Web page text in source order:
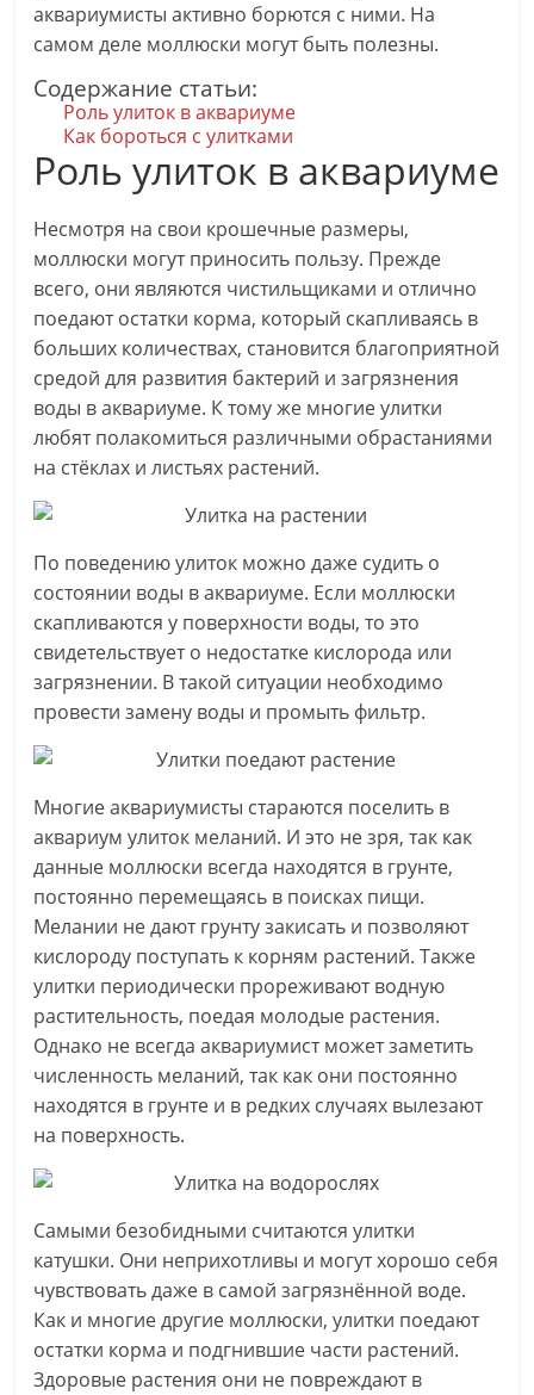
аквариумисты активно борются с ними. На
самом деле моллюски могут быть полезны.
Содержание статьи:
Роль улиток в аквариуме
Как бороться с улитками
Роль улиток в аквариуме
Несмотря на свои крошечные размеры,
моллюски могут приносить пользу. Прежде
всего, они являются чистильщиками и отлично
поедают остатки корма, который скапливаясь в
больших количествах, становится благоприятной
средой для развития бактерий и загрязнения
воды в аквариуме. К тому же многие улитки
любят полакомиться различными обрастаниями
на стёклах и листьях растений.
По поведению улиток можно даже судить о
состоянии воды в аквариуме. Если моллюски
скапливаются у поверхности воды, то это
свидетельствует о недостатке кислорода или
загрязнении. В такой ситуации необходимо
провести замену воды и промыть фильтр.
Многие аквариумисты стараются поселить в
аквариум улиток меланий. И это не зря, так как
данные моллюски всегда находятся в грунте,
постоянно перемещаясь в поисках пищи.
Мелании не дают грунту закисать и позволяют
кислороду поступать к корням растений. Также
улитки периодически прореживают водную
растительность, поедая молодые растения.
Однако не всегда аквариумист может заметить
численность меланий, так как они постоянно
находятся в грунте и в редких случаях вылезают
на поверхность.
Самыми безобидными считаются улитки
катушки. Они неприхотливы и могут хорошо себя
чувствовать даже в самой загрязнённой воде.
Как и многие другие моллюски, улитки поедают
остатки корма и подгнившие части растений.
Здоровые растения они не повреждают в